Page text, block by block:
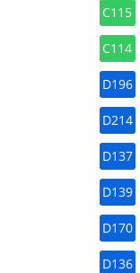
C115
C114
D196
D214
D137
D139
D170
D136